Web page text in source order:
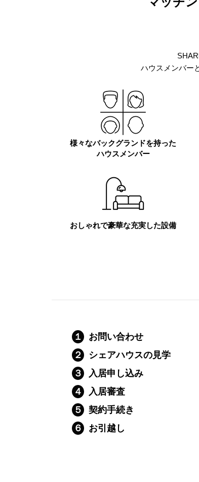
ハウスメンバー
様々なバックグランドを持った
ハウスメンバー
おしゃれで豪華な充実した設備
１
お問い合わせ
２
シェアハウスの見学
３
入居申し込み
４
入居審査
５
契約手続き
６
お引越し